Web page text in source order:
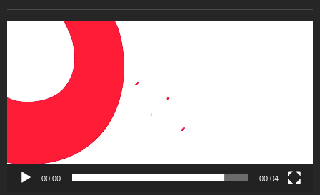
00:00 00:04